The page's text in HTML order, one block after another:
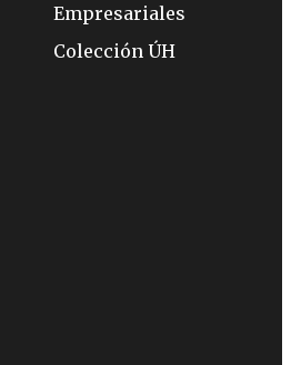
Empresariales
Colección ÚH